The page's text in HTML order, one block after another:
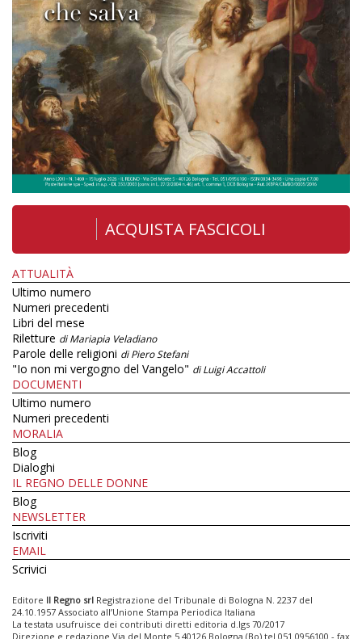
ACQUISTA FASCICOLI
ATTUALITÀ
Ultimo numero
Numeri precedenti
Libri del mese
Riletture di Mariapia Veladiano
Parole delle religioni di Piero Stefani
"Io non mi vergogno del Vangelo" di Luigi Accattoli
DOCUMENTI
Ultimo numero
Numeri precedenti
MORALIA
Blog
Dialoghi
IL REGNO DELLE DONNE
Blog
NEWSLETTER
Iscriviti
EMAIL
Scrivici
Editore Il Regno srl Registrazione del Tribunale di Bologna N. 2237 del
24.10.1957 Associato all’Unione Stampa Periodica Italiana
La testata usufruisce dei contributi diretti editoria d.lgs 70/2017
Direzione e redazione Via del Monte 5 40126 Bologna (Bo) tel 051 0956100 - fax